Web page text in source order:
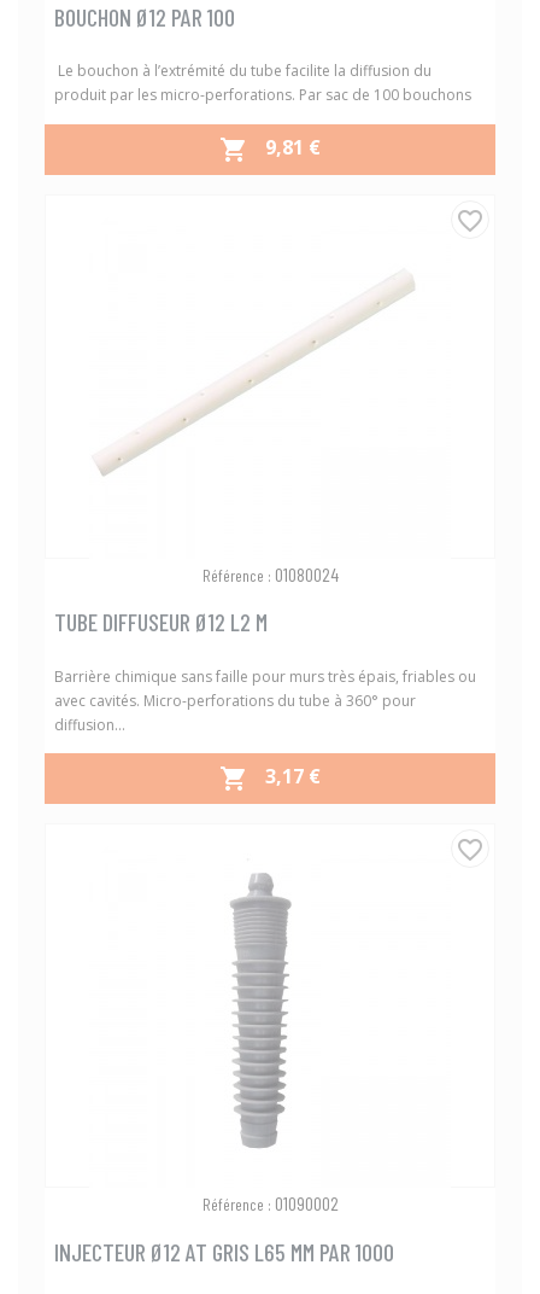
BOUCHON Ø12 PAR 100
Le bouchon à l’extrémité du tube facilite la diffusion du
produit par les micro-perforations. Par sac de 100 bouchons
 PRIX
9,81 €
Référence : 01080024
TUBE DIFFUSEUR Ø12 L2 M
Barrière chimique sans faille pour murs très épais, friables ou
avec cavités. Micro-perforations du tube à 360° pour
diffusion...
 PRIX
3,17 €
favorite_border
Référence : 01090002
INJECTEUR Ø12 AT GRIS L65 MM PAR 1000
favorite_border